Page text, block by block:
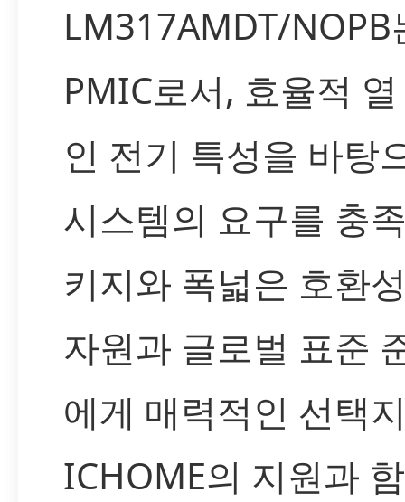
LM317AMDT/
PMIC로서, 효율적
인 전기 특성을 바탕
시스템의 요구를 충
키지와 폭넓은 호환
자원과 글로벌 표준
에게 매력적인 선택
ICHOME의 지원과